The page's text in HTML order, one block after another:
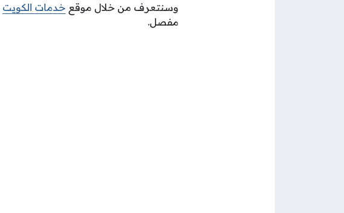
وسنتعرف من خلال موقع خدمات الكويت
مفصل.